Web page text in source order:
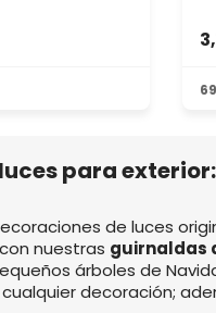
para
de luces
nuestras guirnaldas
árboles de
decoración;